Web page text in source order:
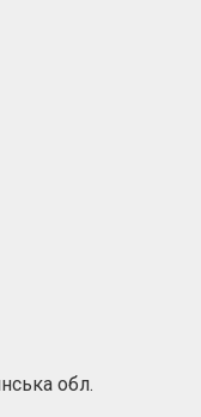
обл.